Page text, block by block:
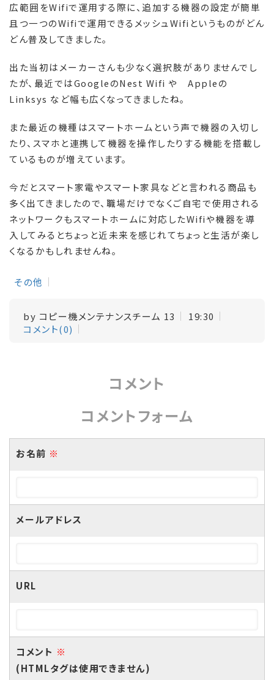
広範囲をWifiで運用する際に、追加する機器の設定が簡単
且つ一つのWifiで運用できるメッシュWifi というものがどん
どん普及してきました。
出た当初はメーカーさんも少なく選択肢がありませんでし
たが、最近ではGoogleのNest Wifi や Appleの
Linksys など幅も広くなってきましたね。
また最近の機種はスマートホームという声で機器の入切し
たり、スマホと連携して機器を操作したりする機能を搭載し
ているものが増えています。
今だとスマート家電やスマート家具などと言われる商品も
多く出てきましたので、職場だけでなくご自宅で使用される
ネットワークもスマートホームに対応したWifiや機器を導
入してみるとちょっと近未来を感じれてちょっと生活が楽し
くなるかもしれませんね。
その他
by コピー機メンテナンスチーム 13
19:30
コメント(0)
コメント
コメントフォーム
お名前 ※
メールアドレス
URL
コメント ※
(HTMLタグは使用できません)